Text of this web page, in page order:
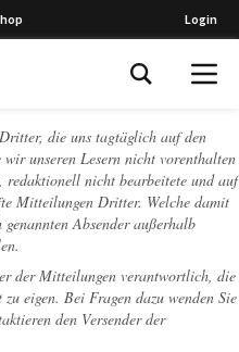
Login
die uns tagtäglich auf den
wir unseren Lesern nicht vorenthalten
nicht bearbeitete und auf
Mitteilungen Dritter. Welche damit
Absender außerhalb
der Mitteilungen verantwortlich, die
eigen. Bei Fragen dazu wenden Sie
den Versender der